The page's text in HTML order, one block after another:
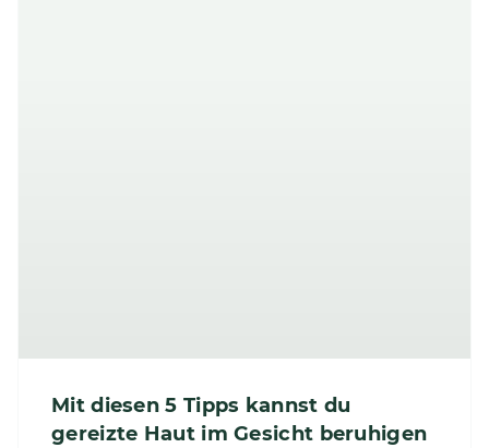
Mit diesen 5 Tipps kannst du
gereizte Haut im Gesicht beruhigen